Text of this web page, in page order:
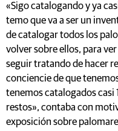
«Sigo catalogando y ya
temo que va a ser un
de catalogar todos los
volver sobre ellos, para
seguir tratando de hacer
conciencie de que
tenemos catalogados
restos», contaba con
exposición sobre